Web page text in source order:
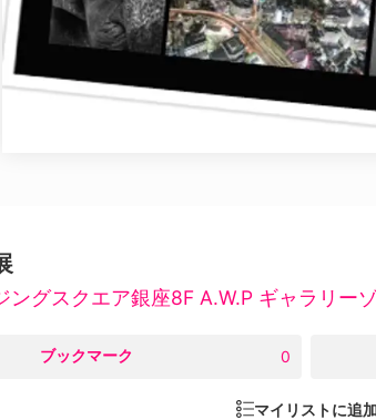
ングスクエア銀座8F A.W.P ギャラリー
ブックマーク 0
マイリストに追加